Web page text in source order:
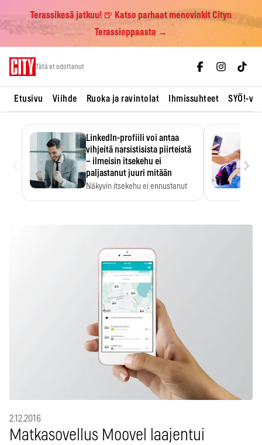
Terassikesä jatkuu! 🍺 Katso parhaat menovinkit Cityn
Terassioppaasta →
Tätä et odottanut
Etusivu Viihde Ruoka ja ravintolat Ihmissuhteet SYÖ!-
LinkedIn-profiili voi antaa
vihjeitä narsistisista piirteistä
– ilmeisin itsekehu ei
paljastanut juuri mitään
Näkyvin itsekehu ei ennustanut
›
2.12.2016
Matkasovellus Moovel laajentui